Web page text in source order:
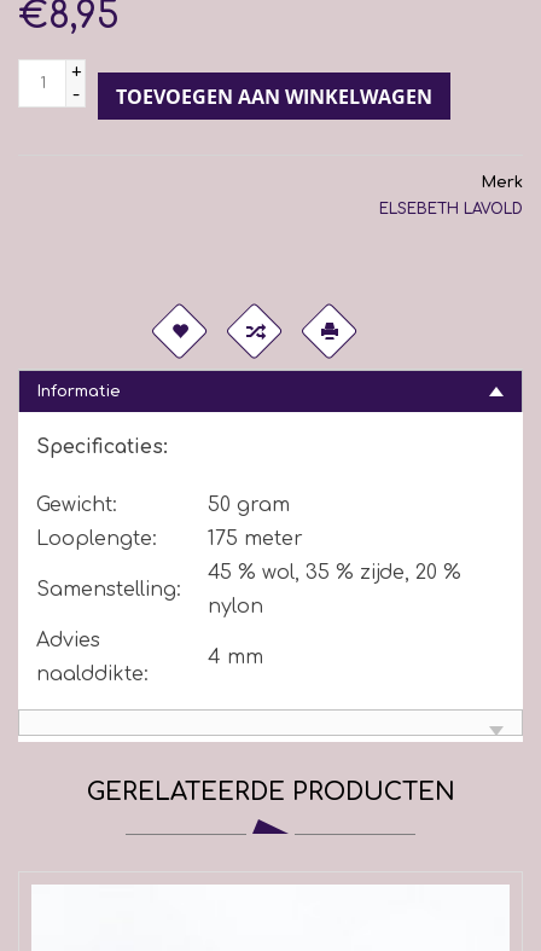
€8,95
+
-
TOEVOEGEN AAN WINKELWAGEN
Merk
ELSEBETH LAVOLD
Informatie
Specificaties:
Gewicht:
50 gram
Looplengte:
175 meter
Samenstelling:
45 % wol, 35 % zijde, 20 %
nylon
Advies
naalddikte:
4 mm
GERELATEERDE PRODUCTEN